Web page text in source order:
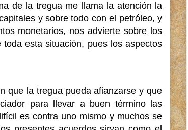
de la tregua me llama la atención la
y sobre todo con el petróleo, y
monetarios, nos advierte sobre los
esta situación, pues los aspectos
que la tregua pueda afianzarse y que
para llevar a buen término las
es contra uno mismo y muchos se